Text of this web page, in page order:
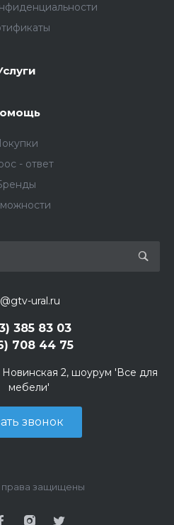
- ответ
ural.ru
385 83 03
708 44 75
Новинская 2, шоурум 'Все для
мебели'
звонок
права защищены